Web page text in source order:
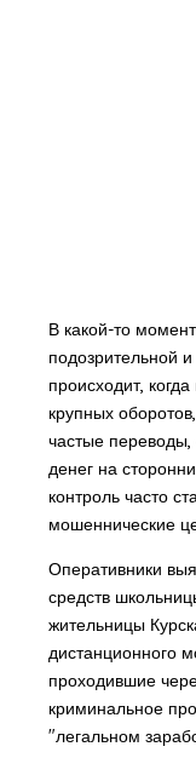
В какой-то
подозрительной
происходит,
крупных
частые
денег на
контроль часто
мошеннические
Оперативники
средств
жительницы
дистанционного
проходившие
криминальное
"легальном